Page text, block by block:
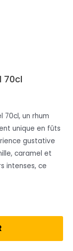
70cl
70cl, un rhum
unique en fûts
gustative
caramel et
intenses, ce